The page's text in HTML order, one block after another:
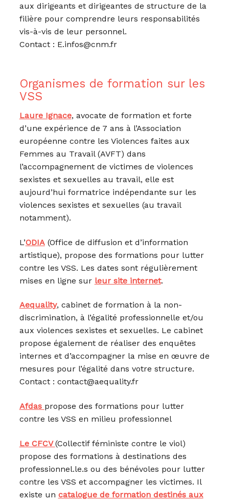
aux dirigeants et dirigeantes de structure de la
filière pour comprendre leurs responsabilités
vis-à-vis de leur personnel.
Contact : E.infos@cnm.fr
Organismes de formation sur les
VSS
Laure Ignace, avocate de formation et forte
d’une expérience de 7 ans à l’Association
européenne contre les Violences faites aux
Femmes au Travail (AVFT) dans
l’accompagnement de victimes de violences
sexistes et sexuelles au travail, elle est
aujourd’hui formatrice indépendante sur les
violences sexistes et sexuelles (au travail
notamment).
L’ODIA(Office de diffusion et d’information
artistique), propose des formations pour lutter
contre les VSS. Les dates sont régulièrement
mises en ligne sur leur site internet.
Aequality, cabinet de formation à la non-
discrimination, à l’égalité professionnelle et/ou
aux violences sexistes et sexuelles. Le cabinet
propose également de réaliser des enquêtes
internes et d’accompagner la mise en œuvre de
mesures pour l’égalité dans votre structure.
Contact : contact@aequality.fr
Afdas propose des formations pour lutter
contre les VSS en milieu professionnel
Le CFCV(Collectif féministe contre le viol)
propose des formations à destinations des
professionnel.le.s ou des bénévoles pour lutter
contre les VSS et accompagner les victimes. Il
existe un catalogue de formation destinés aux